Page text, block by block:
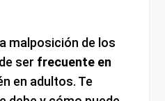
malposición de los
ser frecuente en
en adultos. Te